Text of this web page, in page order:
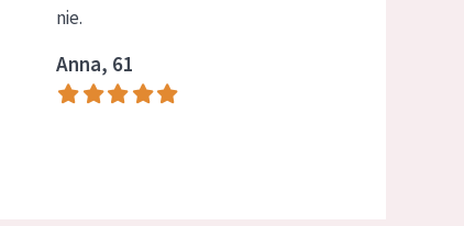
nie.
Anna, 61